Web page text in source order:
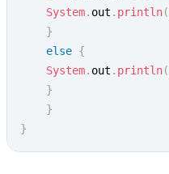
System. out . println(
}
else {
System. out . println(
}
}
}